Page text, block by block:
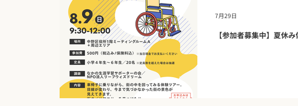
【参加者募集中】夏休
7月29日